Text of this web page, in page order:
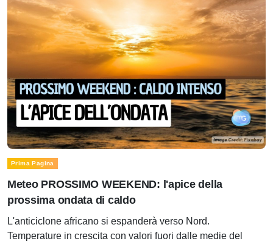
Prima Pagina
Meteo PROSSIMO WEEKEND: l'apice della
prossima ondata di caldo
L'anticiclone africano si espanderà verso Nord.
Temperature in crescita con valori fuori dalle medie del